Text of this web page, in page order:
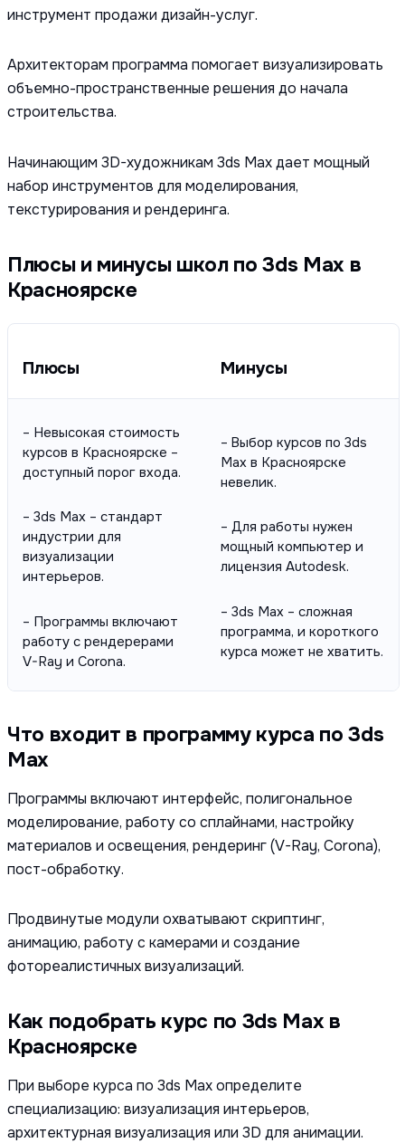
инструмент продажи дизайн-услуг.
Архитекторам программа помогает визуализировать
объемно-пространственные решения до начала
строительства.
Начинающим 3D-художникам 3ds Max дает мощный
набор инструментов для моделирования,
текстурирования и рендеринга.
Плюсы и минусы школ по 3ds Max в
Красноярске
Плюсы Минусы
– Невысокая стоимость
курсов в Красноярске –
доступный порог входа.
– 3ds Max – стандарт
индустрии для
визуализации
интерьеров.
– Программы включают
работу с рендерерами
V-Ray и Corona.
– Выбор курсов по 3ds
Max в Красноярске
невелик.
– Для работы нужен
мощный компьютер и
лицензия Autodesk.
– 3ds Max – сложная
программа, и короткого
курса может не хватить.
Что входит в программу курса по 3ds
Max
Программы включают интерфейс, полигональное
моделирование, работу со сплайнами, настройку
материалов и освещения, рендеринг (V-Ray, Corona),
пост-обработку.
Продвинутые модули охватывают скриптинг,
анимацию, работу с камерами и создание
фотореалистичных визуализаций.
Как подобрать курс по 3ds Max в
Красноярске
При выборе курса по 3ds Max определите
специализацию: визуализация интерьеров,
архитектурная визуализация или 3D для анимации.